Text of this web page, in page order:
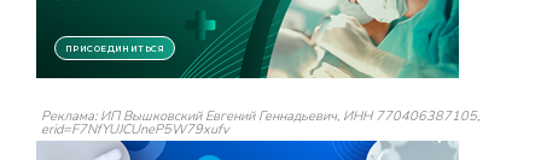
Реклама: ИП Вышковский Евгений Геннадьевич, ИНН 770406387105,
erid=F7NfYUJCUneP5W79xufv